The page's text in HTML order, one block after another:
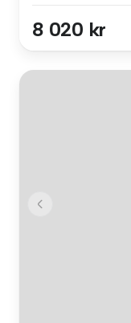
8 020 kr